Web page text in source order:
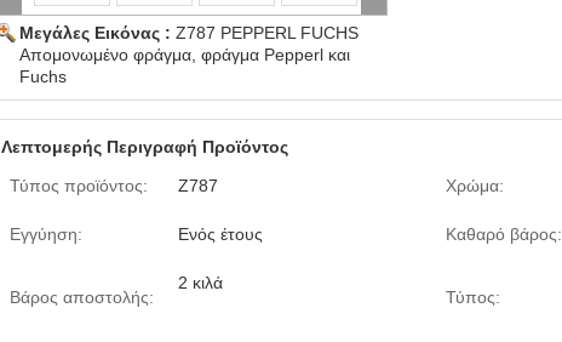
Μεγάλες Εικόνας : Z787 PEPPERL FUCHS
Απομονωμένο φράγμα, φράγμα Pepperl και
Fuchs
Λεπτομερής Περιγραφή Προϊόντος
Τύπος προϊόντος:
Z787 Χρώμα:
Εγγύηση: Ενός έτους Καθαρό βάρος:
Βάρος αποστολής:
2 κιλά
Τύπος: